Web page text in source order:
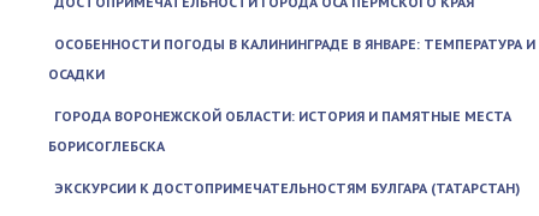
ОСОБЕННОСТИ ПОГОДЫ В КАЛИНИНГРАДЕ В ЯНВАРЕ: ТЕМПЕРАТУРА И
ОСАДКИ
ГОРОДА ВОРОНЕЖСКОЙ ОБЛАСТИ: ИСТОРИЯ И ПАМЯТНЫЕ МЕСТА
БОРИСОГЛЕБСКА
ЭКСКУРСИИ К ДОСТОПРИМЕЧАТЕЛЬНОСТЯМ БУЛГАРА (ТАТАРСТАН)